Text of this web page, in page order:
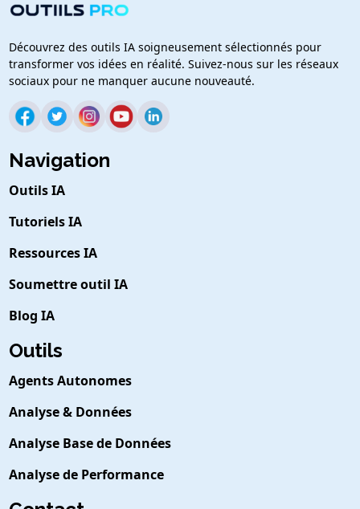
Découvrez des outils IA soigneusement sélectionnés pour
transformer vos idées en réalité. Suivez-nous sur les réseaux
sociaux pour ne manquer aucune nouveauté.
Navigation
Outils IA
Tutoriels IA
Ressources IA
Soumettre outil IA
Blog IA
Outils
Agents Autonomes
Analyse & Données
Analyse Base de Données
Analyse de Performance